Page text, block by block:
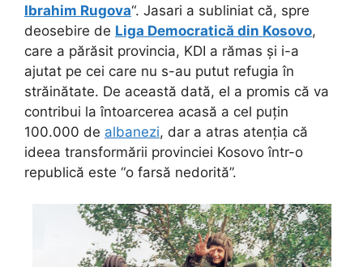
Ibrahim Rugova“. Jasari a subliniat că, spre
deosebire de Liga Democratică din Kosovo,
care a părăsit provincia, KDI a rămas și i-a
ajutat pe cei care nu s-au putut refugia în
străinătate. De această dată, el a promis că va
contribui la întoarcerea acasă a cel puțin
100.000 de albanezi, dar a atras atenția că
ideea transformării provinciei Kosovo într-o
republică este “o farsă nedorită”.